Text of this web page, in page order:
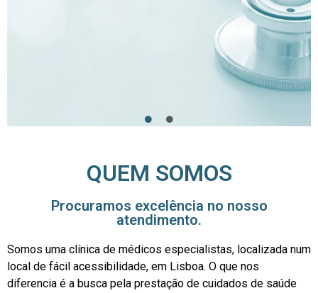
QUEM SOMOS
Procuramos excelência no nosso
atendimento.
Somos uma clínica de médicos especialistas, localizada num
local de fácil acessibilidade, em Lisboa. O que nos
diferencia é a busca pela prestação de cuidados de saúde